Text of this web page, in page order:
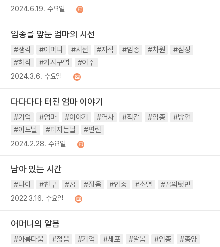
2024.6.19. 수요일
임종을 앞둔 엄마의 시선
#생각 #어머니 #시선 #자식 #임종 #차원
#심정
#하직
#가시구역 #이주
2024.3.6. 수요일
다다다다 터진 엄마 이야기
#기억 #엄마 #이야기 #역사 #직감 #임종
#방언
#어느날
#터지는날 #편린
2024.2.28. 수요일
남아 있는 시간
#나이 #친구 #꿈 #젊음 #임종 #소멸 #꿈의텃밭
2022.3.16. 수요일
어머니의 알몸
#아름다움 #젊음 #기억 #세포 #알몸 #임종
#종양